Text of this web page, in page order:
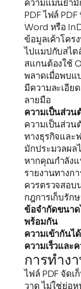
ความแม่นยำมั
PDF ไฟล์
Word หรือ
ข้อมูลเค้าโคร
ไปแมปกับสไต
สแกนต้องใช้
พลาดเมื่อพบแ
มีความละเอีย
ลายมือ
ความเป็นส่วน
ความเป็นส่วน
ทางธุรกิจและ
มักประมวลผล
หากคุณกำลัง
รายงานทางก
ควรตรวจสอบ
กฎการเก็บรัก
ข้อจำกัดขนา
พร้อมกัน
ความเข้ากัน
ความเร็วและ
การทำง
ไฟล์ PDF จัด
วาด ไม่ใช่ย่อ